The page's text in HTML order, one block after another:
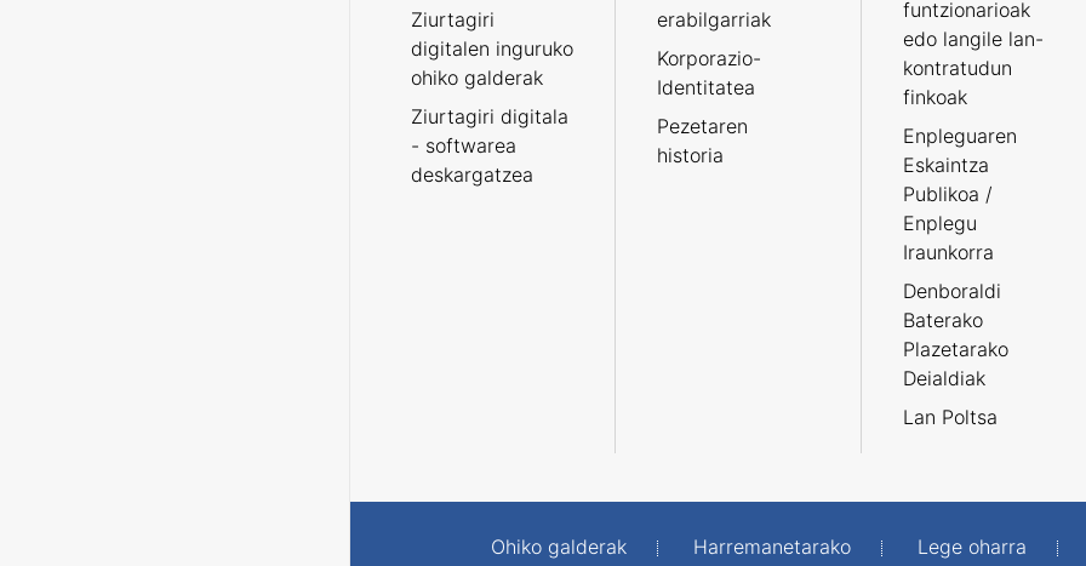
Ziurtagiri
digitalen inguruko
ohiko galderak
Ziurtagiri digitala
- softwarea
deskargatzea
erabilgarriak
Korporazio-
Identitatea
Pezetaren
historia
funtzionarioak
edo langile lan-
kontratudun
finkoak
Enpleguaren
Eskaintza
Publikoa /
Enplegu
Iraunkorra
Denboraldi
Baterako
Plazetarako
Deialdiak
Lan Poltsa
Ohiko galderak Harremanetarako Lege oharra